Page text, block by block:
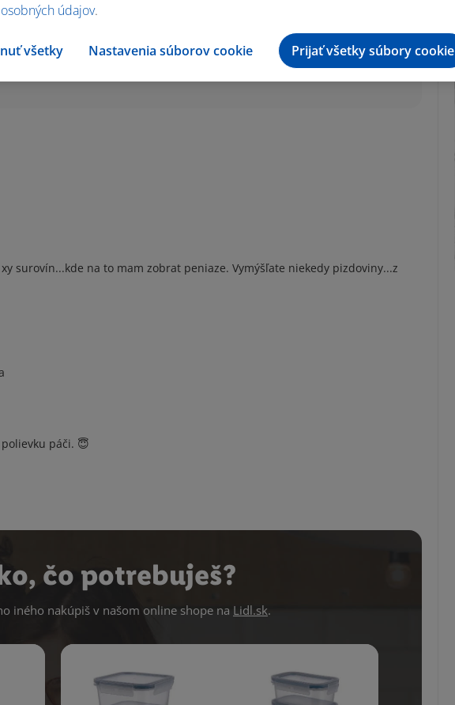
surovín...kde na to mam zobrat peniaze. Vymýšľate niekedy pizdoviny...z
páči. 😇
čo potrebuješ?
iného nakúpiš v našom online shope na Lidl.sk.
údajov.
všetky Nastavenia súborov cookie Prijať všetky súbory cookie